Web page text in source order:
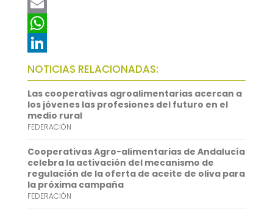
a
c
e
b
o
o
k
T
w
t
t
e
r
E
m
a
i
l
W
h
a
t
s
A
p
p
L
i
n
k
e
d
I
n
NOTICIAS RELACIONADAS:
Las cooperativas agroalimentarias acercan a
los jóvenes las profesiones del futuro en el
medio rural
FEDERACIÓN
Cooperativas Agro-alimentarias de Andalucía
celebra la activación del mecanismo de
regulación de la oferta de aceite de oliva para
la próxima campaña
FEDERACIÓN